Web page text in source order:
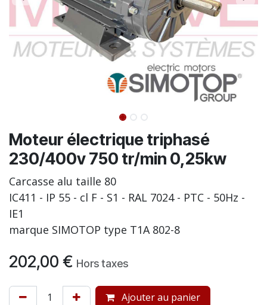
Moteur électrique triphasé
230/400v 750 tr/min 0,25kw
Carcasse alu taille 80
IC411 - IP 55 - cl F - S1 - RAL 7024 - PTC - 50Hz -
IE1
marque SIMOTOP type T1A 802-8
202,00 € Hors taxes
Ajouter au panier